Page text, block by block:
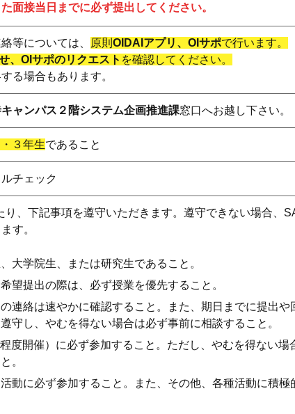
面接当日までに必ず提出してください。
等については、 原則 OIDAIアプリ、OIサポで行います。
、OIサポのリクエスト を確認してください。
る場合もあります。
ャンパス２階システム企画推進課窓口へお越し下さい。
３年生であること
チェック
り、下記事項を遵守いただきます。遵守できない場合、
す。
大学院生、または研究生であること。
望提出の際は、必ず授業を優先すること。
連絡は速やかに確認すること。また、期日までに提出や
守し、やむを得ない場合は必ず事前に相談すること。
度開催）に必ず参加すること。ただし、やむを得ない場
。
動に必ず参加すること。また、その他、各種活動に積極